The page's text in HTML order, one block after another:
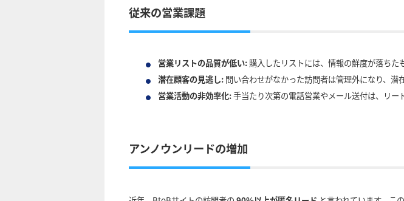
従来の営業課題
営業リストの品質が低い: 購入したリストには、情報の鮮度が落ちた
潜在顧客の見逃し: 問い合わせがなかった訪問者は管理外になり、潜
営業活動の非効率化:手当たり次第の電話営業やメール送付は、リー
アンノウンリードの増加